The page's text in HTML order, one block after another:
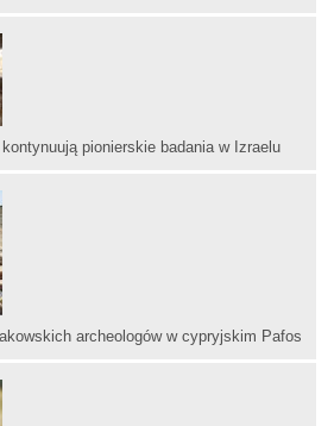
pionierskie badania w Izraelu
archeologów w cypryjskim Pafos